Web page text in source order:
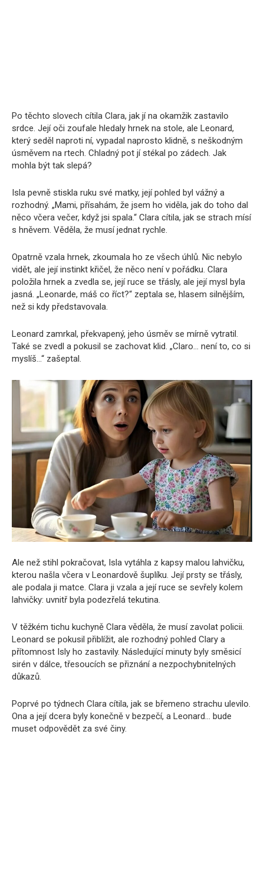
Po těchto slovech cítila Clara, jak jí na okamžik zastavilo
srdce. Její oči zoufale hledaly hrnek na stole, ale Leonard,
který seděl naproti ní, vypadal naprosto klidně, s neškodným
úsměvem na rtech. Chladný pot jí stékal po zádech. Jak
mohla být tak slepá?
Isla pevně stiskla ruku své matky, její pohled byl vážný a
rozhodný. „Mami, přísahám, že jsem ho viděla, jak do toho dal
něco včera večer, když jsi spala.“ Clara cítila, jak se strach mísí
s hněvem. Věděla, že musí jednat rychle.
Opatrně vzala hrnek, zkoumala ho ze všech úhlů. Nic nebylo
vidět, ale její instinkt křičel, že něco není v pořádku. Clara
položila hrnek a zvedla se, její ruce se třásly, ale její mysl byla
jasná. „Leonarde, máš co říct?“ zeptala se, hlasem silnějším,
než si kdy představovala.
Leonard zamrkal, překvapený, jeho úsměv se mírně vytratil.
Také se zvedl a pokusil se zachovat klid. „Claro… není to, co si
myslíš…“ zašeptal.
Ale než stihl pokračovat, Isla vytáhla z kapsy malou lahvičku,
kterou našla včera v Leonardově šuplíku. Její prsty se třásly,
ale podala ji matce. Clara ji vzala a její ruce se sevřely kolem
lahvičky: uvnitř byla podezřelá tekutina.
V těžkém tichu kuchyně Clara věděla, že musí zavolat policii.
Leonard se pokusil přiblížit, ale rozhodný pohled Clary a
přítomnost Isly ho zastavily. Následující minuty byly směsicí
sirén v dálce, třesoucích se přiznání a nezpochybnitelných
důkazů.
Poprvé po týdnech Clara cítila, jak se břemeno strachu ulevilo.
Ona a její dcera byly konečně v bezpečí, a Leonard… bude
muset odpovědět za své činy.